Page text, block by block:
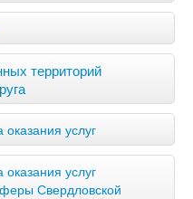
территорий
услуг
услуг
Свердловской